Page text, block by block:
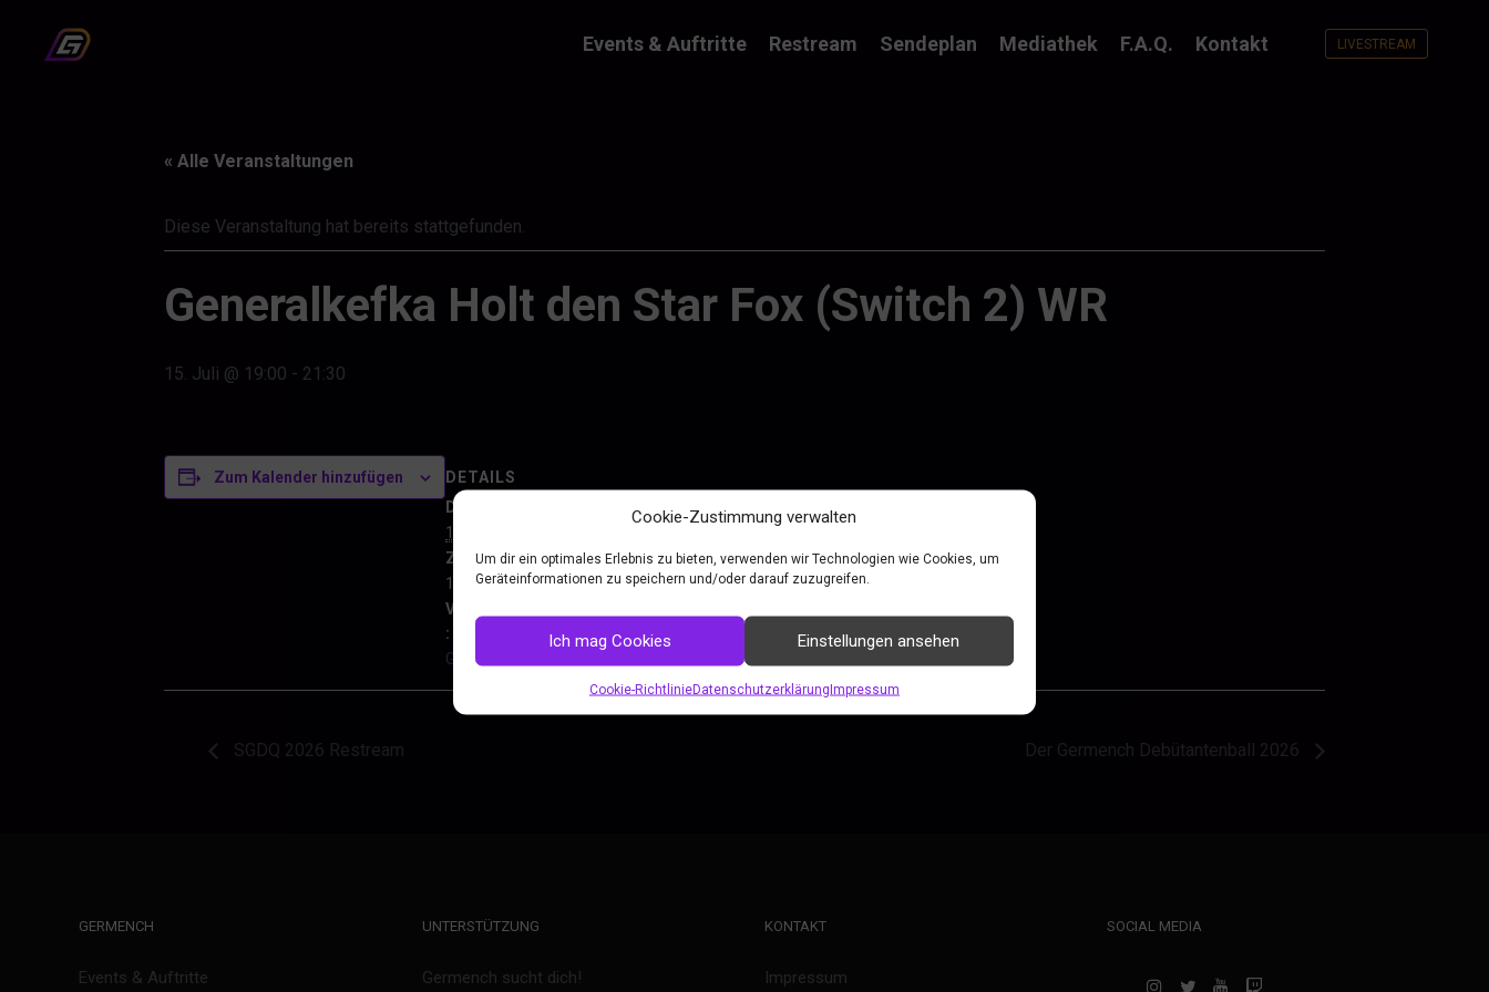
Cookie-Zustimmung verwalten
Um dir ein optimales Erlebnis zu bieten, verwenden wir Technologien wie Cookies, um
Geräteinformationen zu speichern und/oder darauf zuzugreifen.
Ich mag Cookies Einstellungen ansehen
Cookie-RichtlinieDatenschutzerklärungImpressum
Events & Auftritte Restream Sendeplan Mediathek F.A.Q. Kontakt LIVESTREAM
« Alle Veranstaltungen
Diese Veranstaltung hat bereits stattgefunden.
Generalkefka Holt den Star Fox (Switch 2) WR
15. Juli @ 19:00 - 21:30
Zum Kalender hinzufügen
DETAILS
Datum:
15. Juli
Zeit:
19:00 - 21:30
Veranstaltungskategorie
:
Gaming Stream
SGDQ 2026 Restream Der Germench Debütantenball 2026
GERMENCH
Events & Auftritte
UNTERSTÜTZUNG
Germench sucht dich!
KONTAKT
Impressum
SOCIAL MEDIA